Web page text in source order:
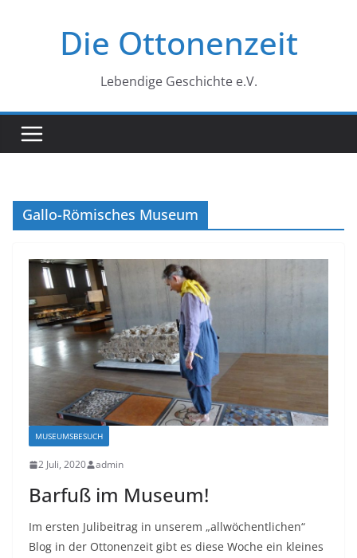
Die Ottonenzeit
Lebendige Geschichte e.V.
Gallo-Römisches Museum
MUSEUMSBESUCH
2 Juli, 2020 admin
Barfuß im Museum!
Im ersten Julibeitrag in unserem „allwöchentlichen“
Blog in der Ottonenzeit gibt es diese Woche ein kleines